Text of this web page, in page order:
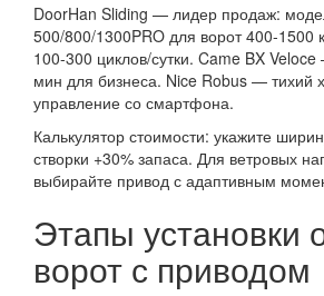
DoorHan Sliding — лидер продаж:
500/800/1300PRO для ворот 400-1500
100-300 циклов/сутки. Came BX
мин для бизнеса. Nice Robus — тихий
управление со смартфона.
Калькулятор стоимости: укажите
створки +30% запаса. Для ветровых
выбирайте привод с адаптивным
Этапы установки
ворот с приводом